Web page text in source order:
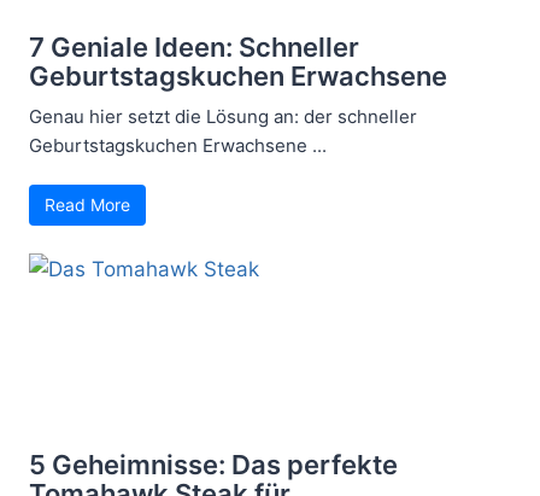
7 Geniale Ideen: Schneller
Geburtstagskuchen Erwachsene
Genau hier setzt die Lösung an: der schneller
Geburtstagskuchen Erwachsene ...
Read More
5 Geheimnisse: Das perfekte